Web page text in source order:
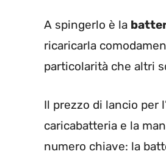
A spingerlo è la
ricaricarla
particolarità che altri
Il prezzo di lancio per
caricabatteria e la
numero chiave: la